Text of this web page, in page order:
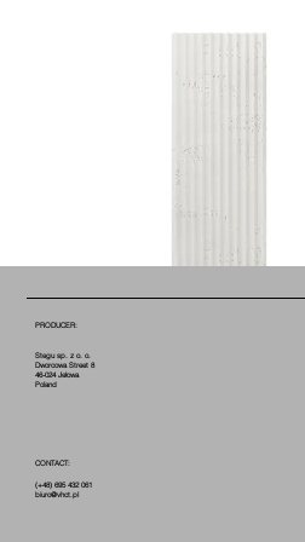
PRODUCER:
Stegu sp. z o. o.
Dworcowa Street 8
46-024 Jełowa
Poland
CONTACT:
(+48) 695 432 061
biuro@vhct.pl